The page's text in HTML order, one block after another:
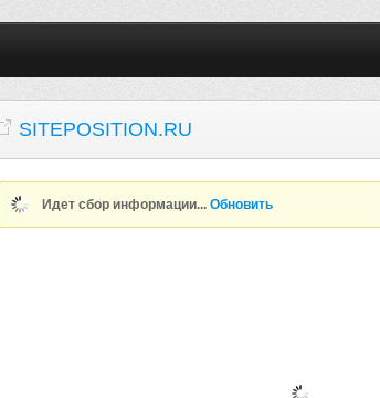
SITEPOSITION.RU
Идет сбор информации...Обновить